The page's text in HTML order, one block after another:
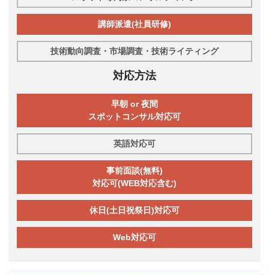
講師派遣(社員研修)
技術動向調査・市場調査・技術ライティング
対応方法
早朝 or 夜間
スポットコンサル対応可
英語対応可
事前面談(無料)
対応可(WEB対応含む)
休日(土日祝祭日)対応可
Web対応可